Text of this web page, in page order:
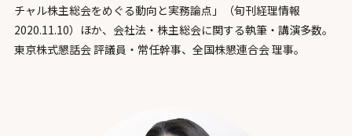
チャル株主総会をめぐる動向と実務論点」（旬刊経理情報
2020.11.10）ほか、会社法・株主総会に関する執筆・講演多数。
東京株式懇話会 評議員・常任幹事、全国株懇連合会 理事。